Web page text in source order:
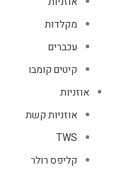
מקלדות
עכברים
קיטים קומבו
אוזניות
אוזניות קשת
TWS
קליפס רולר